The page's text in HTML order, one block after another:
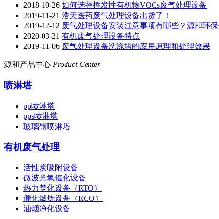
2018-10-26 如何选择挥发性有机物VOCs废气处理设备
2019-11-21 浩天医药废气处理设备出货了！
2019-12-12 废气处理设备安装注意事项有哪些？源和环
2020-03-21 有机废气处理设备特点
2019-11-06 废气处理设备洗涤塔的应用原理和处理效果
源和产品中心 Product Center
喷淋塔
pp喷淋塔
pps喷淋塔
玻璃钢喷淋塔
有机废气处理
活性炭吸附设备
微波光氧催化设备
热力焚化设备（RTO）
催化燃烧设备（RCO）
油烟净化设备